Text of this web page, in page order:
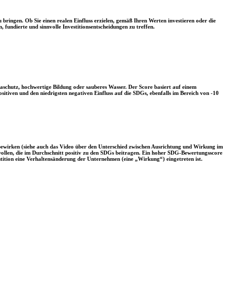
Ob Sie einen realen Einfluss erzielen, gemäß Ihren Werten investieren oder die
fundierte und sinnvolle Investitionsentscheidungen zu treffen.
hochwertige Bildung oder sauberes Wasser. Der Score basiert auf einem
und den niedrigsten negativen Einfluss auf die SDGs, ebenfalls im Bereich von -10
(siehe auch das Video über den Unterschied zwischen Ausrichtung und Wirkung im
die im Durchschnitt positiv zu den SDGs beitragen. Ein hoher SDG-Bewertungsscore
eine Verhaltensänderung der Unternehmen (eine „Wirkung“) eingetreten ist.